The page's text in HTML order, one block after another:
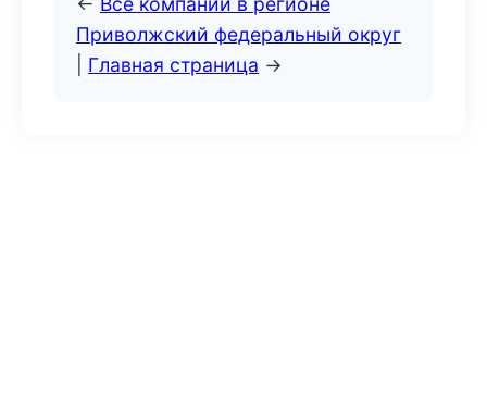
Приволжский федеральный округ
Главная страница →